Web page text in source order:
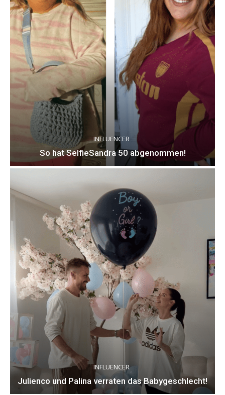
INFLUENCER
So hat SelfieSandra 50 abgenommen!
INFLUENCER
Julienco und Palina verraten das Babygeschlecht!